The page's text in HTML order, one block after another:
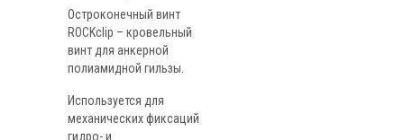
Остроконечный винт
ROCKclip – кровельный
винт для анкерной
полиамидной гильзы.
Используется для
механических фиксаций
гидро- и